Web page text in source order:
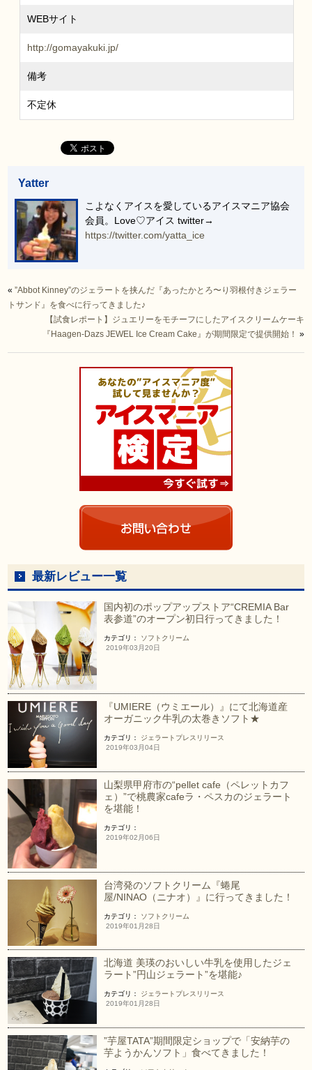
WEBサイト
http://gomayakuki.jp/
備考
不定休
Yatter
こよなくアイスを愛しているアイスマニア協会
会員。Love♡アイス twitter→
https://twitter.com/yatta_ice
«”Abbot Kinney”のジェラートを挟んだ『あったかとろ〜り羽根付きジェラー
トサンド』を食べに行ってきました♪
【試食レポート】ジュエリーをモチーフにしたアイスクリームケーキ
『Haagen-Dazs JEWEL Ice Cream Cake』が期間限定で提供開始！
»
最新レビュー一覧
国内初のポップアップストア“CREMIA Bar
表参道”のオープン初日行ってきました！
カテゴリ：
ソフトクリーム
2019年03月20日
『UMIERE（ウミエール）』にて北海道産
オーガニック牛乳の太巻きソフト★
カテゴリ： ジェラート プレスリリース
2019年03月04日
山梨県甲府市の“pellet cafe（ペレットカフ
ェ）”で桃農家cafeラ・ペスカのジェラート
を堪能！
カテゴリ：
2019年02月06日
台湾発のソフトクリーム『蜷尾
屋/NINAO（ニナオ）』に行ってきました！
カテゴリ：
ソフトクリーム
2019年01月28日
北海道 美瑛のおいしい牛乳を使用したジェ
ラート”円山ジェラート”を堪能♪
カテゴリ： ジェラート プレスリリース
2019年01月28日
”芋屋TATA”期間限定ショップで「安納芋の
芋ようかんソフト」食べてきました！